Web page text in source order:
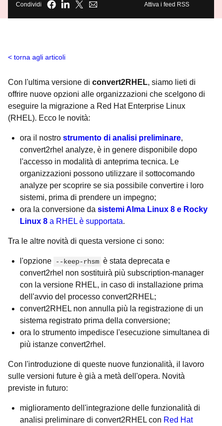
Condividi Attiva i feed RSS
torna agli articoli
Con l'ultima versione di convert2RHEL, siamo lieti di
offrire nuove opzioni alle organizzazioni che scelgono di
eseguire la migrazione a Red Hat Enterprise Linux
(RHEL). Ecco le novità:
ora il nostro strumento di analisi preliminare,
convert2rhel analyze, è in genere disponibile dopo
l'accesso in modalità di anteprima tecnica. Le
organizzazioni possono utilizzare il sottocomando
analyze per scoprire se sia possibile convertire i loro
sistemi, prima di prendere un impegno;
ora la conversione da sistemi Alma Linux 8 e Rocky
Linux 8 a RHEL è supportata.
Tra le altre novità di questa versione ci sono:
l'opzione --keep-rhsm è stata deprecata e
convert2rhel non sostituirà più subscription-manager
con la versione RHEL, in caso di installazione prima
dell'avvio del processo convert2RHEL;
convert2RHEL non annulla più la registrazione di un
sistema registrato prima della conversione;
ora lo strumento impedisce l'esecuzione simultanea di
più istanze convert2rhel.
Con l'introduzione di queste nuove funzionalità, il lavoro
sulle versioni future è già a metà dell'opera. Novità
previste in futuro:
miglioramento dell'integrazione delle funzionalità di
analisi preliminare di convert2RHEL con Red Hat